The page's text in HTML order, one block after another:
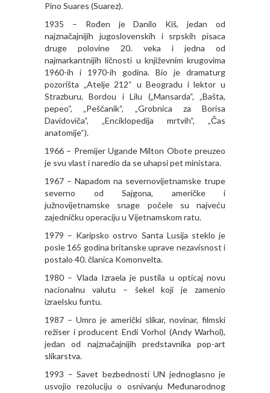
Pino Suares (Suarez).
1935 – Rođen je Danilo Kiš, jedan od
najznačajnijih jugoslovenskih i srpskih pisaca
druge polovine 20. veka i jedna od
najmarkantnijih ličnosti u književnim krugovima
1960-ih i 1970-ih godina. Bio je dramaturg
pozorišta „Atelje 212“ u Beogradu i lektor u
Strazburu, Bordou i Lilu („Mansarda“, „Bašta,
pepeo“, „Peščanik“, „Grobnica za Borisa
Davidoviča“, „Enciklopedija mrtvih“, „Čas
anatomije“).
1966 – Premijer Ugande Milton Obote preuzeo
je svu vlast i naredio da se uhapsi pet ministara.
1967 – Napadom na severnovijetnamske trupe
severno od Sajgona, američke i
južnovijetnamske snage počele su najveću
zajedničku operaciju u Vijetnamskom ratu.
1979 – Karipsko ostrvo Santa Lusija steklo je
posle 165 godina britanske uprave nezavisnost i
postalo 40. članica Komonvelta.
1980 – Vlada Izraela je pustila u opticaj novu
nacionalnu valutu – šekel koji je zamenio
izraelsku funtu.
1987 – Umro je američki slikar, novinar, filmski
režiser i producent Endi Vorhol (Andy Warhol),
jedan od najznačajnijih predstavnika pop-art
slikarstva.
1993 – Savet bezbednosti UN jednoglasno je
usvojio rezoluciju o osnivanju Međunarodnog